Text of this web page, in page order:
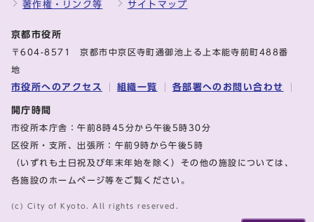
著作権・リンク等 サイトマップ
京都市役所
〒604-8571 京都市中京区寺町通御池上る上本能寺前町488番
地
市役所へのアクセス 組織一覧 各部署へのお問い合わせ
開庁時間
市役所本庁舎：午前8時45分から午後5時30分
区役所・支所、出張所：午前9時から午後5時
（いずれも土日祝及び年末年始を除く）その他の施設については、
各施設のホームページ等をご覧ください。
(c) City of Kyoto. All rights reserved.